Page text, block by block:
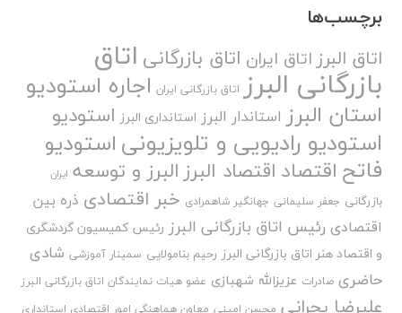
برچسب‌ها
اتاق البرزاتاق ایران اتاق بازرگانی اتاق
بازرگانی البرز اتاق بازرگانی ایران اجاره استودیو
استان البرز استاندار البرز استانداری البرز استودیو
استودیو رادیویی و تلویزیونیاستودیو
فاتح اقتصاد اقتصاد البرزالبرز و توسعه ایران
بازرگانی جعفر سلیمانی جهانگیر شاهمرادی خبر اقتصادی ذره بین
اقتصادی رئیس اتاق بازرگانی البرز رئیس کمیسیون گردشگری
و اقتصاد هنر اتاق بازرگانی البرز رحیم بنامولایی سمینار آموزشی شادی
حاضری صادرات عزیزالله شهبازی عضو هیات نمایندگان اتاق بازرگانی البرز
علیرضا بحرانی محسن امینی معاون هماهنگی امور اقتصادی استانداری